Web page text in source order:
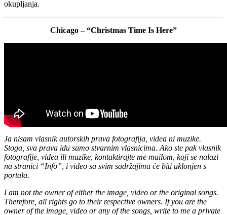
okupljanja.
Chicago – “Christmas Time Is Here”
Ja nisam vlasnik autorskih prava fotografija, videa ni muzike.
Stoga, sva prava idu samo stvarnim vlasnicima. Ako ste pak vlasnik
fotografije, videa ili muzike, kontaktirajte me mailom, koji se nalazi
na stranici “Info”, i video sa svim sadržajima će biti uklonjen s
portala.
I am not the owner of either the image, video or the original songs.
Therefore, all rights go to their respective owners. If you are the
owner of the image, video or any of the songs, write to me a private